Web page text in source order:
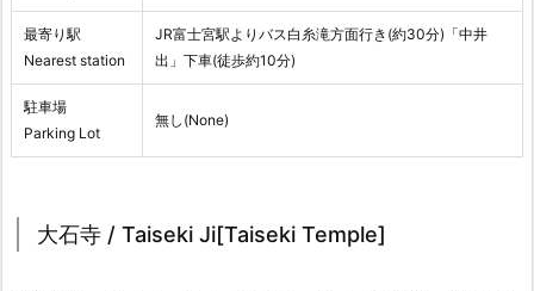
最寄り駅
Nearest station
JR富士宮駅よりバス白糸滝方面行き(約30分)「中井
出」下車(徒歩約10分)
駐車場
Parking Lot
無し(None)
大石寺 / Taiseki Ji[Taiseki Temple]